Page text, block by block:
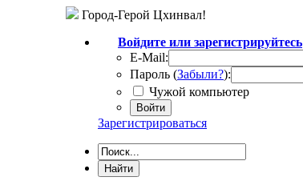
Город-Герой Цхинвал!
Войдите или зарегистрируйтесь
E-Mail:
Пароль (Забыли?):
Чужой компьютер
Войти
Зарегистрироваться